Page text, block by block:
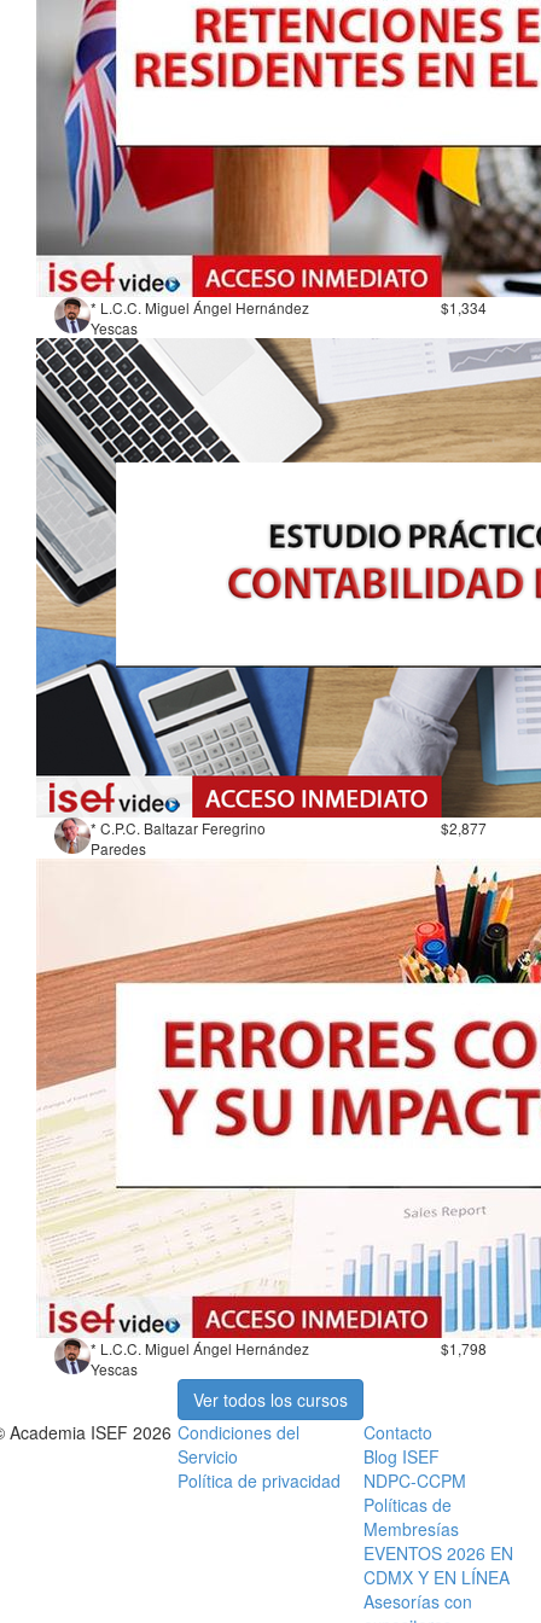
* L.C.C. Miguel Ángel Hernández
Yescas
$1,334
* C.P.C. Baltazar Feregrino
Paredes
$2,877
* L.C.C. Miguel Ángel Hernández
Yescas
$1,798
Ver todos los cursos
Academia ISEF 2026 Condiciones del
Servicio
Política de privacidad
Contacto
Blog ISEF
NDPC-CCPM
Políticas de
Membresías
EVENTOS 2026 EN
CDMX Y EN LÍNEA
Asesorías con